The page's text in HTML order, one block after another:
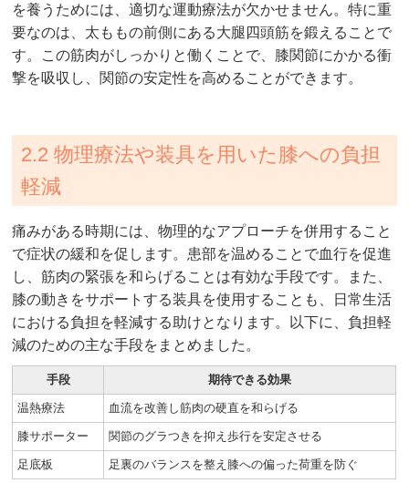
を養うためには、適切な運動療法が欠かせません。特に重
要なのは、太ももの前側にある大腿四頭筋を鍛えることで
す。この筋肉がしっかりと働くことで、膝関節にかかる衝
撃を吸収し、関節の安定性を高めることができます。
2.2 物理療法や装具を用いた膝への負担
軽減
痛みがある時期には、物理的なアプローチを併用すること
で症状の緩和を促します。患部を温めることで血行を促進
し、筋肉の緊張を和らげることは有効な手段です。また、
膝の動きをサポートする装具を使用することも、日常生活
における負担を軽減する助けとなります。以下に、負担軽
減のための主な手段をまとめました。
手段 期待できる効果
温熱療法 血流を改善し筋肉の硬直を和らげる
膝サポーター 関節のグラつきを抑え歩行を安定させる
足底板 足裏のバランスを整え膝への偏った荷重を防ぐ